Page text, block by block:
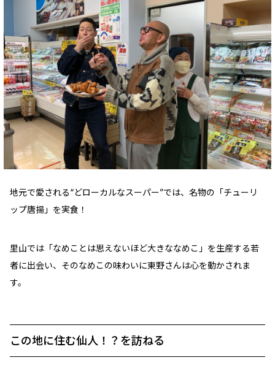
地元で愛される“どローカルなスーパー”では、名物の「チューリ
ップ唐揚」を実食！
里山では「なめことは思えないほど大きななめこ」を生産する若
者に出会い、そのなめこの味わいに東野さんは心を動かされま
す。
この地に住む仙人！？を訪ねる